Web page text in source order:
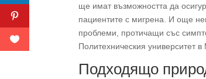
ще имат възможността да
пациентите с мигрена. И още
проблеми, протичащи със
Политехническия университет
Подходящо